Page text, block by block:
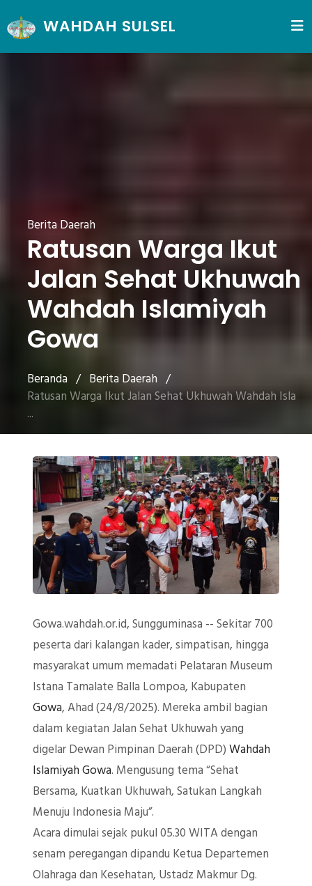
WAHDAH SULSEL
Berita Daerah
Ratusan Warga Ikut
Jalan Sehat Ukhuwah
Wahdah Islamiyah
Gowa
Beranda / Berita Daerah /
Ratusan Warga Ikut Jalan Sehat Ukhuwah Wahdah Isla
...
Gowa.wahdah.or.id, Sungguminasa -- Sekitar 700
peserta dari kalangan kader, simpatisan, hingga
masyarakat umum memadati Pelataran Museum
Istana Tamalate Balla Lompoa, Kabupaten
Gowa, Ahad (24/8/2025). Mereka ambil bagian
dalam kegiatan Jalan Sehat Ukhuwah yang
digelar Dewan Pimpinan Daerah (DPD)Wahdah
IslamiyahGowa. Mengusung tema “Sehat
Bersama, Kuatkan Ukhuwah, Satukan Langkah
Menuju Indonesia Maju”.
Acara dimulai sejak pukul 05.30 WITA dengan
senam peregangan dipandu Ketua Departemen
Olahraga dan Kesehatan, Ustadz Makmur Dg.